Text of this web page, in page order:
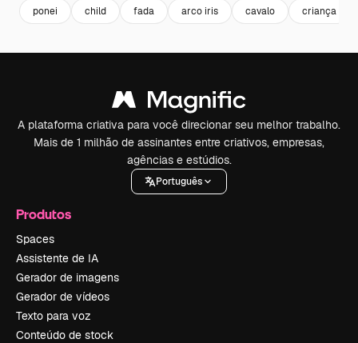
ponei child fada arco iris cavalo criança
A plataforma criativa para você direcionar seu melhor trabalho.
Mais de 1 milhão de assinantes entre criativos, empresas,
agências e estúdios.
Português
Produtos
Spaces
Assistente de IA
Gerador de imagens
Gerador de vídeos
Texto para voz
Conteúdo de stock